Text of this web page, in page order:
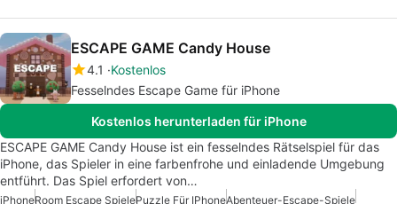
ESCAPE GAME Candy House
4.1
Kostenlos
Fesselndes Escape Game für iPhone
Kostenlos herunterladen für iPhone
ESCAPE GAME Candy House ist ein fesselndes Rätselspiel für das
iPhone, das Spieler in eine farbenfrohe und einladende Umgebung
entführt. Das Spiel erfordert von…
iPhoneRoom Escape SpielePuzzle Für IPhoneAbenteuer-Escape-Spiele